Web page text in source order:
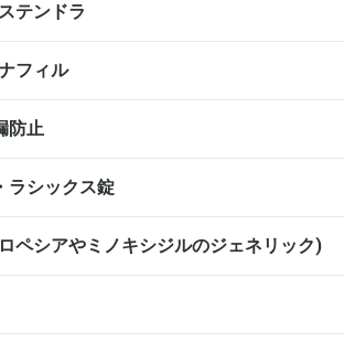
テンドラ
フィル
防止
ラシックス錠
ペシアやミノキシジルのジェネリック)